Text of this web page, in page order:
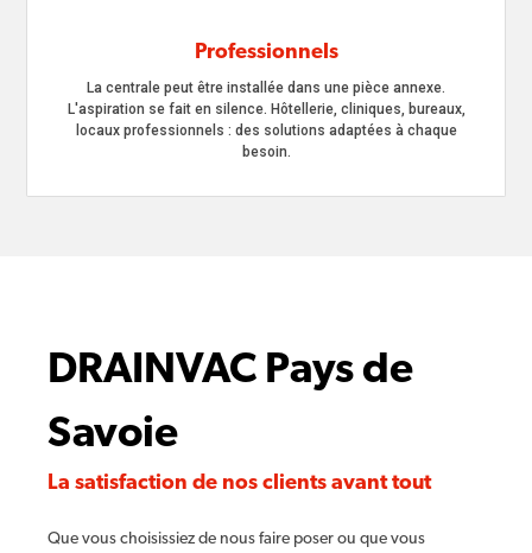
Professionnels
La centrale peut être installée dans une pièce annexe.
L'aspiration se fait en silence. Hôtellerie, cliniques, bureaux,
locaux professionnels : des solutions adaptées à chaque
besoin.
DRAINVAC Pays de
Savoie
La satisfaction de nos clients avant tout
Que vous choisissiez de nous faire poser ou que vous